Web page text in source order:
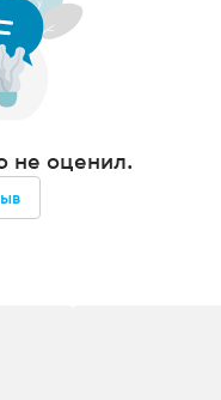
не оценил.